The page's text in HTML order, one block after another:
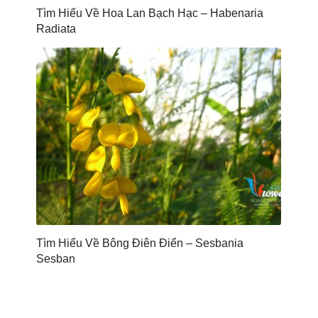
Tìm Hiểu Về Hoa Lan Bạch Hạc – Habenaria
Radiata
Tìm Hiểu Về Bông Điên Điển – Sesbania
Sesban